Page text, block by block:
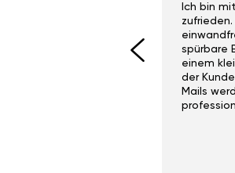
Ich bin
spürbare
einem
der
Mails